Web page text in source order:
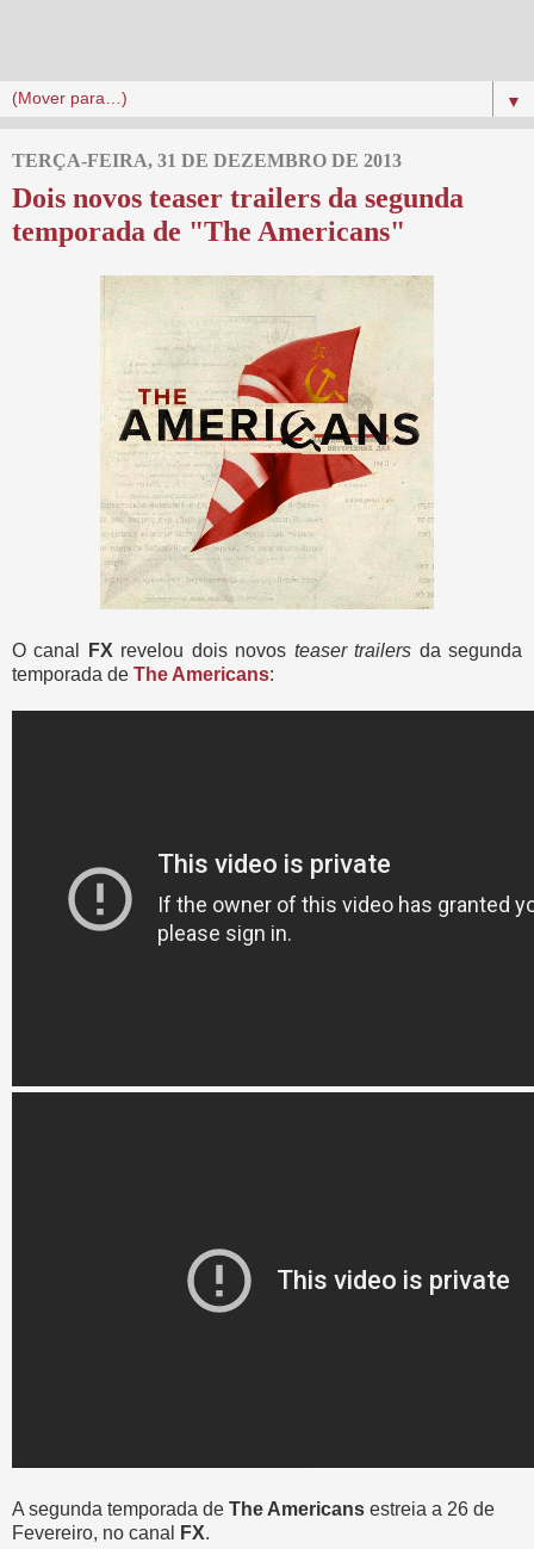
▼
TERÇA-FEIRA, 31 DE DEZEMBRO DE 2013
Dois novos teaser trailers da segunda
temporada de "The Americans"
O canal FX revelou dois novos teaser trailers da segunda
temporada de The Americans:
A segunda temporada de The Americans estreia a 26 de
Fevereiro, no canal
FX.